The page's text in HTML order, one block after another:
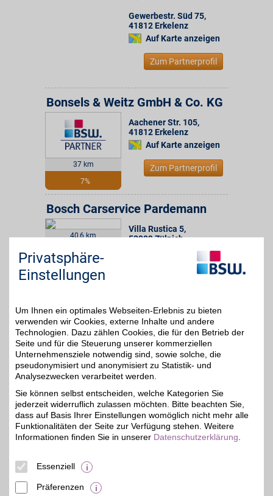
Gewerbestr. Süd 75,
41812 Erkelenz
Auf Karte anzeigen
Zum Partnerprofil
37 km
7%
Bonsels & Weitz GmbH & Co. KG
Aachener Str. 105,
41812 Erkelenz
Auf Karte anzeigen
Zum Partnerprofil
40,6 km
5%
Bosch Carservice Pardemann
Villa Rustica 5,
53909Zülpich
Auf Karte anzeigen
Zum Partnerprofil
49,7 km
5%
EUROMASTER
Dem Experten für Reifen
und Autoservice
vertrauen: EUROMASTER
bietet ein zuverlässiges
und umfangreiches
Serviceangebot - von
Autoservice bis Zubehör.
BSW-Mitglieder
profitieren in über 300
Filialen vom BSW-Vorteil.
Giesenkirchener Str. 170,
Privatsphäre-
Einstellungen
Um Ihnen ein optimales Webseiten-Erlebnis zu bieten
verwenden wir Cookies, externe Inhalte und andere
Technologien. Dazu zählen Cookies, die für den Betrieb der
Seite und für die Steuerung unserer kommerziellen
Unternehmensziele notwendig sind, sowie solche, die
pseudonymisiert und anonymisiert zu Statistik- und
Analysezwecken verarbeitet werden.
Sie können selbst entscheiden, welche Kategorien Sie
jederzeit widerruflich zulassen möchten. Bitte beachten Sie,
dass auf Basis Ihrer Einstellungen womöglich nicht mehr alle
Funktionalitäten der Seite zur Verfügung stehen. Weitere
Informationen finden Sie in unserer Datenschutzerklärung
Essenziell
Präferenzen